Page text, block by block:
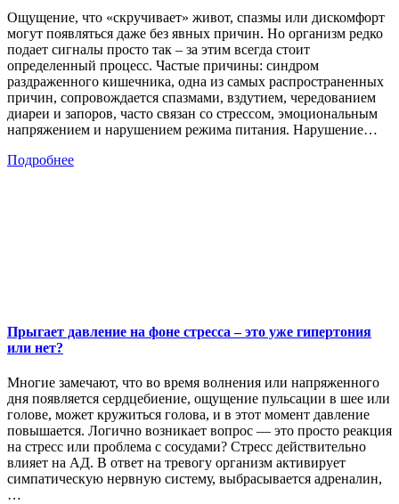
Ощущение, что «скручивает» живот, спазмы или дискомфорт
могут появляться даже без явных причин. Но организм редко
подает сигналы просто так – за этим всегда стоит
определенный процесс. Частые причины: синдром
раздраженного кишечника, одна из самых распространенных
причин, сопровождается спазмами, вздутием, чередованием
диареи и запоров, часто связан со стрессом, эмоциональным
напряжением и нарушением режима питания. Нарушение…
Подробнее
Прыгает давление на фоне стресса – это уже гипертония
или нет?
Многие замечают, что во время волнения или напряженного
дня появляется сердцебиение, ощущение пульсации в шее или
голове, может кружиться голова, и в этот момент давление
повышается. Логично возникает вопрос — это просто реакция
на стресс или проблема с сосудами? Стресс действительно
влияет на АД. В ответ на тревогу организм активирует
симпатическую нервную систему, выбрасывается адреналин,
…